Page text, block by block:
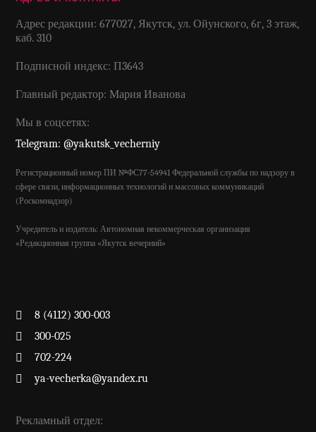
Адрес редакции: 677027, Якутск, ул. Ойунского, 6г, 3 этаж,
каб. 310
Подписной индекс: П3643
Главный редактор: Мария Иванова
Мы в соцсетях:
Telegram: @yakutsk_vecherniy
Регистрационный номер ПИ №ФС77-54941 Федеральной службы по надзору в
сфере связи, информационных технологий и массовых коммуникаций
(Роскомнадзор)
Учредитель и издатель: Автономная некоммерческая организация
«Редакционная группа «Якутск вечерний»
8 (4112) 300-003
300-025
702-224
ya-vecherka@yandex.ru
Рекламный отдел: